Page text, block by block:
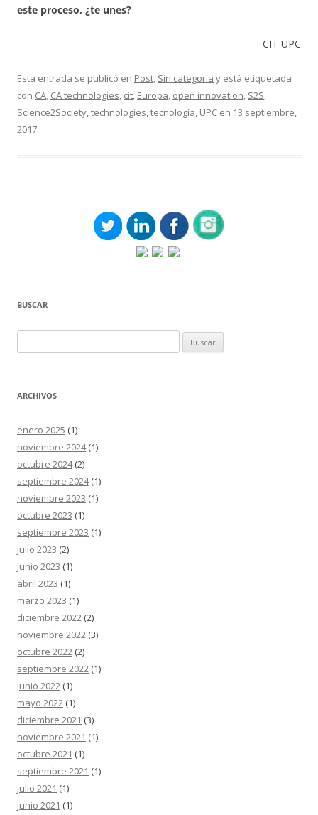
este proceso, ¿te unes?
CIT UPC
Esta entrada se publicó en Post, Sin categoría y está etiquetada
con CA, CA technologies, cit, Europa, open innovation, S2S,
Science2Society,technologies,tecnología, UPC en 13 septiembre,
2017.
BUSCAR
ARCHIVOS
enero 2025 (1)
noviembre 2024(1)
octubre 2024(2)
septiembre 2024(1)
noviembre 2023 (1)
octubre 2023 (1)
septiembre 2023 (1)
julio 2023 (2)
junio 2023 (1)
abril 2023 (1)
marzo 2023 (1)
diciembre 2022 (2)
noviembre 2022 (3)
octubre 2022 (2)
septiembre 2022 (1)
junio 2022 (1)
mayo 2022 (1)
diciembre 2021 (3)
noviembre 2021 (1)
octubre 2021 (1)
septiembre 2021 (1)
julio 2021 (1)
junio 2021 (1)